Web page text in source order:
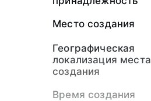
Место создания
Географическая
локализация места
создания
Время создания